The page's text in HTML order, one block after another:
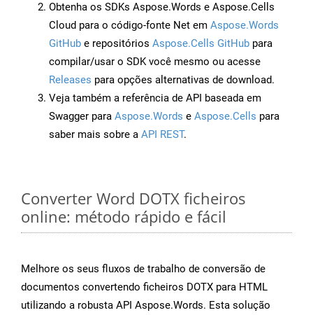
Obtenha os SDKs Aspose.Words e Aspose.Cells
Cloud para o código-fonte Net em Aspose.Words
GitHub e repositórios Aspose.Cells GitHub para
compilar/usar o SDK você mesmo ou acesse
Releases para opções alternativas de download.
Veja também a referência de API baseada em
Swagger para Aspose.Words e Aspose.Cells para
saber mais sobre a API REST.
Converter Word DOTX ficheiros
online: método rápido e fácil
Melhore os seus fluxos de trabalho de conversão de
documentos convertendo ficheiros DOTX para HTML
utilizando a robusta API Aspose.Words. Esta solução